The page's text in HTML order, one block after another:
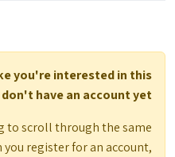
you're interested in this
have an account yet.
to scroll through the same
you register for an account,